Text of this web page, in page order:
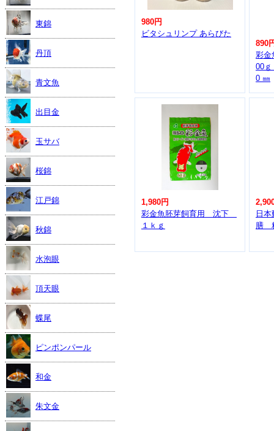
980円
ビタシュリンプ あらびた
890
彩金
00
0 ㎜
1,980円
彩金魚胚芽飼育用 沈下
１ｋｇ
日
膳
東錦
丹頂
青文魚
出目金
玉サバ
桜錦
江戸錦
秋錦
水泡眼
頂天眼
蝶尾
ピンポンパール
和金
朱文金